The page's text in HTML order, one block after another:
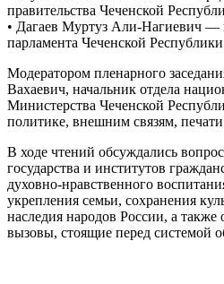
правительства Чеченской
• Дагаев Муртуз Али-Нагиевич —
парламента Чеченской
Модератором пленарного
Вахаевич, начальник отдела
Министерства Чеченской
политике, внешним связям,
В ходе чтений обсуждались
государства и институтов
духовно-нравственного
укрепления семьи, сохранения
наследия народов России, а
вызовы, стоящие перед системой